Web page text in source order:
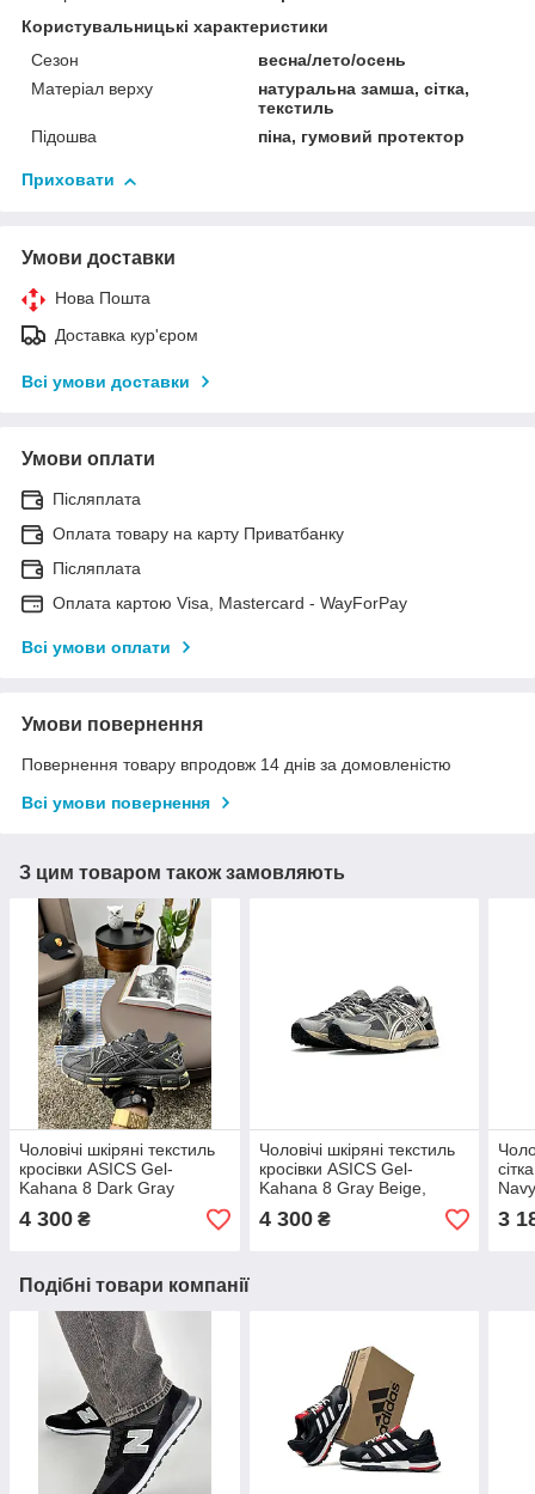
Користувальницькі характеристики
Сезон
весна/лето/осень
Матеріал верху
натуральна замша, сітка,
текстиль
Підошва
піна, гумовий протектор
Приховати
Умови доставки
Нова Пошта
Доставка кур'єром
Всі умови доставки
Умови оплати
Післяплата
Оплата товару на карту Приватбанку
Післяплата
Оплата картою Visa, Mastercard - WayForPay
Всі умови оплати
Умови повернення
Повернення товару впродовж 14 днів за домовленістю
Всі умови повернення
З цим товаром також замовляють
Чоловічі шкіряні текстиль
кросівки ASICS Gel-
Kahana 8 Dark Gray
Green, чоловічі кеди Асикс
сірі. Чоловіче взуття
4 300 ₴
Чоловічі шкіряні текстиль
кросівки ASICS Gel-
Kahana 8 Gray Beige,
Чоловіче взуття
4 300₴ 3
Подібні товари компанії